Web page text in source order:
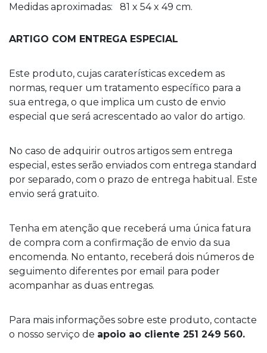
Medidas aproximadas: 81 x 54 x 49 cm.
ARTIGO COM ENTREGA ESPECIAL
Este produto, cujas caraterísticas excedem as
normas, requer um tratamento específico para a
sua entrega, o que implica um custo de envio
especial que será acrescentado ao valor do artigo.
No caso de adquirir outros artigos sem entrega
especial, estes serão enviados com entrega standard
por separado, com o prazo de entrega habitual. Este
envio será gratuito.
Tenha em atenção que receberá uma única fatura
de compra com a confirmação de envio da sua
encomenda. No entanto, receberá dois números de
seguimento diferentes por email para poder
acompanhar as duas entregas.
Para mais informações sobre este produto, contacte
o nosso serviço de apoio ao cliente 251 249 560.